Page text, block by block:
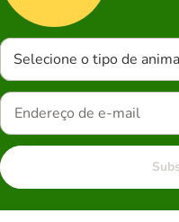
Selecione o tipo de